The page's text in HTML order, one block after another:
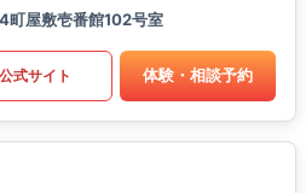
町屋敷壱番館102号室
公式サイト 体験・相談予約